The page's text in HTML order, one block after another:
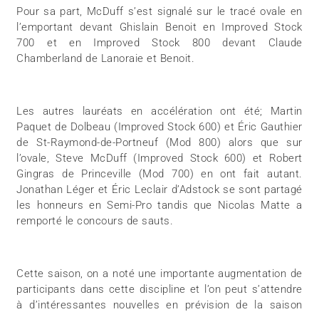
Pour sa part, McDuff s’est signalé sur le tracé ovale en
l’emportant devant Ghislain Benoit en Improved Stock
700 et en Improved Stock 800 devant Claude
Chamberland de Lanoraie et Benoit.
Les autres lauréats en accélération ont été; Martin
Paquet de Dolbeau (Improved Stock 600) et Éric Gauthier
de St-Raymond-de-Portneuf (Mod 800) alors que sur
l’ovale, Steve McDuff (Improved Stock 600) et Robert
Gingras de Princeville (Mod 700) en ont fait autant.
Jonathan Léger et Éric Leclair d’Adstock se sont partagé
les honneurs en Semi-Pro tandis que Nicolas Matte a
remporté le concours de sauts.
Cette saison, on a noté une importante augmentation de
participants dans cette discipline et l’on peut s’attendre
à d’intéressantes nouvelles en prévision de la saison